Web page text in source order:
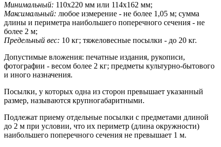
Минимальный: 110х220 мм или 114х162 мм;
Максимальный: любое измерение - не более 1,05 м; сумма
длины и периметра наибольшего поперечного сечения - не
более 2 м;
Предельный вес: 10 кг; тяжеловесные посылки - до 20 кг.
Допустимые вложения: печатные издания, рукописи,
фотографии - весом более 2 кг; предметы культурно-бытового
и иного назначения.
Посылки, у которых одна из сторон превышает указанный
размер, называются крупногабаритными.
Подлежат приему отдельные посылки с предметами длиной
до 2 м при условии, что их периметр (длина окружности)
наибольшего поперечного сечения не превышает 1 м.